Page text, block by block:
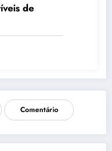
de
Comentário